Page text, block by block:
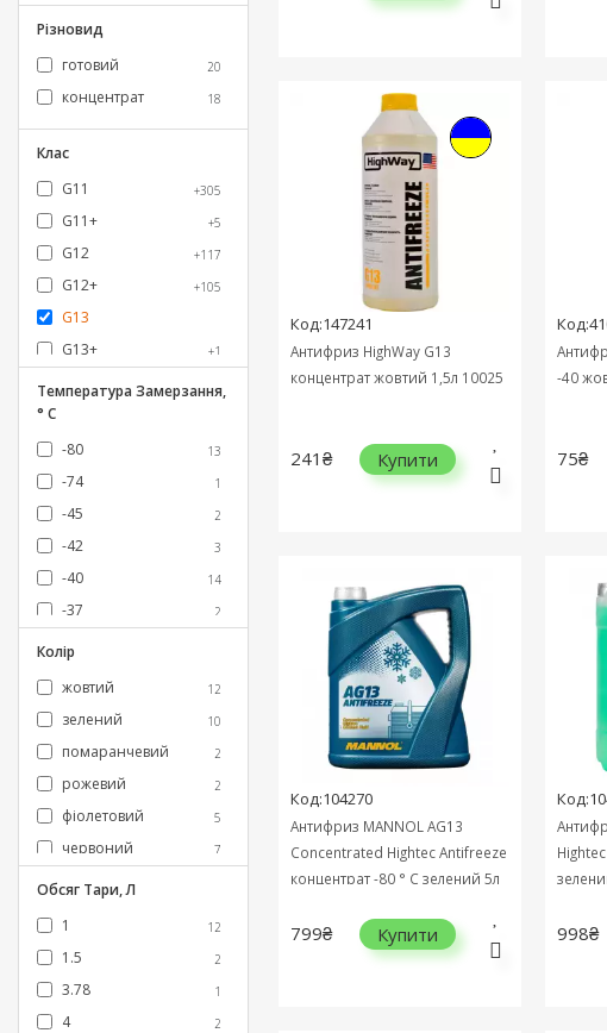
K2
KROON OIL 3
1
Різновид
готовий
20
концентрат 18
Клас
G11
+305
G11+ +5
G12 +117
G12+ +105
G13
G13+
+1
G40 +2
G48 +3
тосол +105
Температура Замерзання,
° C
-80
13
-74 1
-45 2
-42 3
-40 14
-37 2
-36
Колір
жовтий
12
зелений 10
помаранчевий 2
рожевий 2
фіолетовий 5
червоний 7
Обсяг Тари, Л
1
12
1.5 2
3.78 1
4 2
Код:147241
Антифриз HighWay G13
концентрат жовтий 1,5л 10025
241₴ Купити
-40
75₴
Код:104270
Антифриз MANNOL AG13
Concentrated Hightec Antifreeze
концентрат -80 ° C зелений 5л
799₴ Купити 998₴